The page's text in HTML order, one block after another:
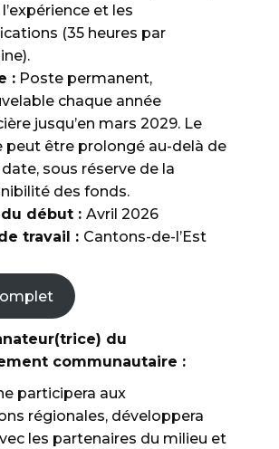
et les
(35 heures par
: Poste permanent,
chaque année
jusqu’en mars 2029. Le
peut être prolongé au-delà de
sous réserve de la
des fonds.
début : Avril 2026
travail : Cantons-de-l’Est
du
communautaire :
participera aux
régionales, développera
les partenaires du milieu et